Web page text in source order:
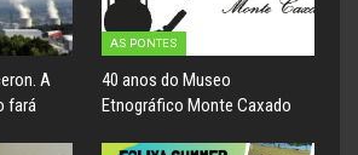
A
fará
AS PONTES
40 anos do Museo
Etnográfico Monte Caxado